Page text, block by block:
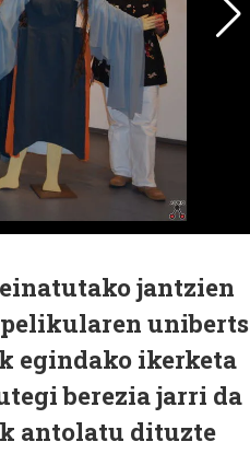
jantzien
egindako ikerketa
berezia jarri da
antolatu dituzte